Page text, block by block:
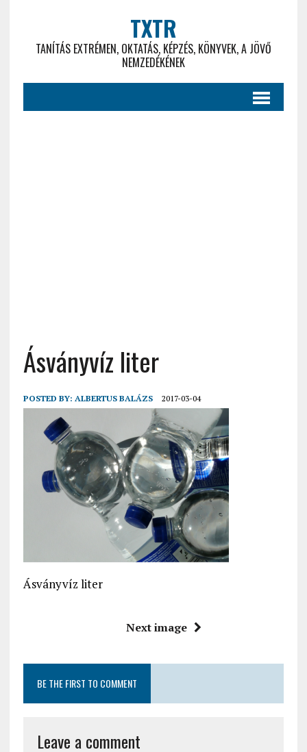
TXTR
TANÍTÁS EXTRÉMEN, OKTATÁS, KÉPZÉS, KÖNYVEK, A JÖVŐ
NEMZEDÉKÉNEK
Ásványvíz liter
POSTED BY: ALBERTUS BALÁZS 2017-03-04
Ásványvíz liter
Next image
BE THE FIRST TO COMMENT
Leave a comment